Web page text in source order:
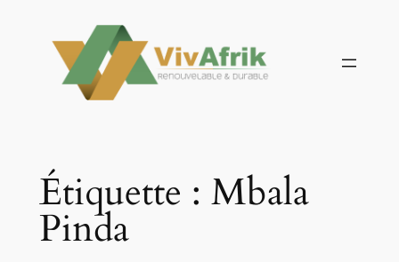
contenu
Étiquette : Mbala
Pinda